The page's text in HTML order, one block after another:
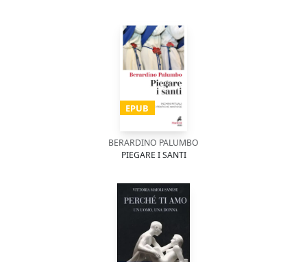
EPUB
BERARDINO PALUMBO
PIEGARE I SANTI